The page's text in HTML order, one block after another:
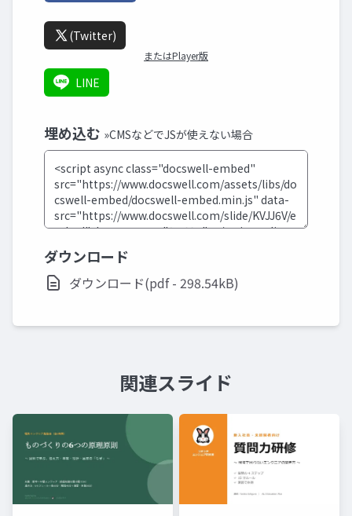
(Twitter)
またはPlayer版
LINE
埋め込む »CMSなどでJSが使えない場合
ダウンロード
ダウンロード(pdf - 298.54kB)
関連スライド